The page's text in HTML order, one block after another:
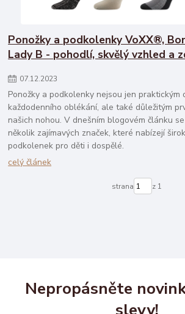
Ponožky a podkolenky VoXX®,
Lady B - pohodlí, skvělý vzhled a
07.12.2023
Ponožky a podkolenky nejsou jen praktickým
každodenního oblékání, ale také důležitým
našich nohou. V dnešním blogovém článku
několik zajímavých značek, které nabízejí
podkolenek pro děti i dospělé.
celý článek
strana z 1
Nepropásněte